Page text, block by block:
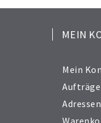
MEIN
Mein
Aufträge
Adressen